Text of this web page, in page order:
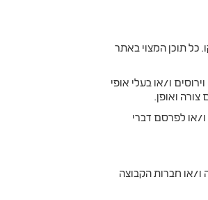
תוכן המצוי באתר
ו/או בעלי אופי
ואופן.
או לפרסם דברי
ו/או חברות הקבוצה